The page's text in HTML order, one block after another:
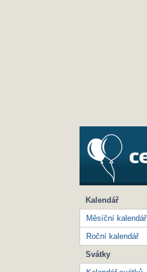
Kalendář
Měsíční kalendář
Roční kalendář
Svátky